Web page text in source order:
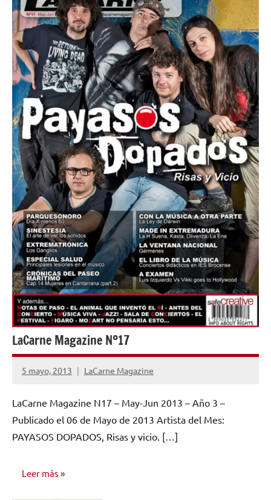
LaCarne Magazine Nº17
5 mayo, 2013 LaCarne Magazine
No
comentarios
LaCarne Magazine N17 – May-Jun 2013 – Año 3 –
Publicado el 06 de Mayo de 2013 Artista del Mes:
PAYASOS DOPADOS, Risas y vicio. […]
Leer más